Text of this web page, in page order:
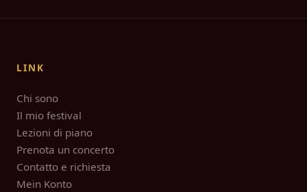
LINK
Chi sono
Il mio festival
Lezioni di piano
Prenota un concerto
Contatto e richiesta
Mein Konto